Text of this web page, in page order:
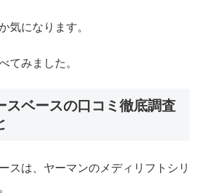
気になります。
てみました。
スベースの口コミ徹底調査
スは、ヤーマンのメディリフトシリ